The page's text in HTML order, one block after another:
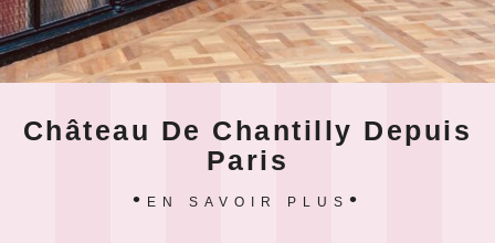
Château De Chantilly Depuis
Paris
EN SAVOIR PLUS